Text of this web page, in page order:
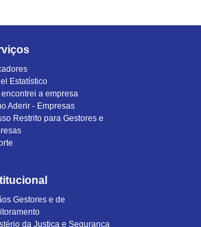
Estatístico
encontrei a empresa
Aderir - Empresas
Restrito para Gestores e
Gestores e de
da Justiça e Segurança